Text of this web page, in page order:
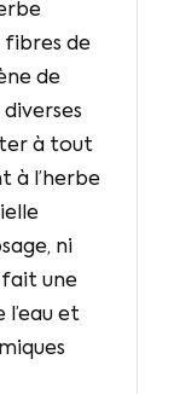
fibres de
de
à tout
à l’herbe
ni
une
et